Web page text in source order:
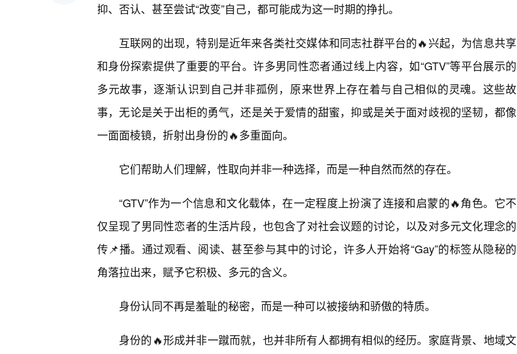
抑、否认、甚至尝试“改变”自己，都可能成为这一时期的挣扎。
互联网的出现，特别是近年来各类社交媒体和同志社群平台的🔥兴起，为信息共享
和身份探索提供了重要的平台。许多男同性恋者通过线上内容，如“GTV”等平台展示的
多元故事，逐渐认识到自己并非孤例，原来世界上存在着与自己相似的灵魂。这些故
事，无论是关于出柜的勇气，还是关于爱情的甜蜜，抑或是关于面对歧视的坚韧，都像
一面面棱镜，折射出身份的🔥多重面向。
它们帮助人们理解，性取向并非一种选择，而是一种自然而然的存在。
“GTV”作为一个信息和文化载体，在一定程度上扮演了连接和启蒙的🔥角色。它不
仅呈现了男同性恋者的生活片段，也包含了对社会议题的讨论，以及对多元文化理念的
传📌播。通过观看、阅读、甚至参与其中的讨论，许多人开始将“Gay”的标签从隐秘的
角落拉出来，赋予它积极、多元的含义。
身份认同不再是羞耻的秘密，而是一种可以被接纳和骄傲的特质。
身份的🔥形成并非一蹴而就，也并非所有人都拥有相似的经历。家庭背景、地域文